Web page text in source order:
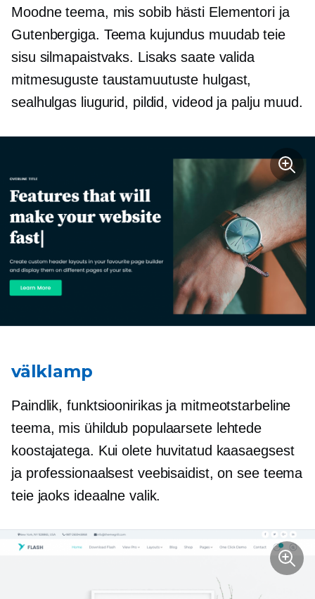
Moodne teema, mis sobib hästi Elementori ja
Gutenbergiga. Teema kujundus muudab teie
sisu silmapaistvaks. Lisaks saate valida
mitmesuguste taustamuutuste hulgast,
sealhulgas liugurid, pildid, videod ja palju muud.
välklamp
Paindlik,funktsioonirikasja mitmeotstarbeline
teema, mis ühildub populaarsete lehtede
koostajatega. Kui olete huvitatud kaasaegsest
ja professionaalsest veebisaidist, on see teema
teie jaoks ideaalne valik.